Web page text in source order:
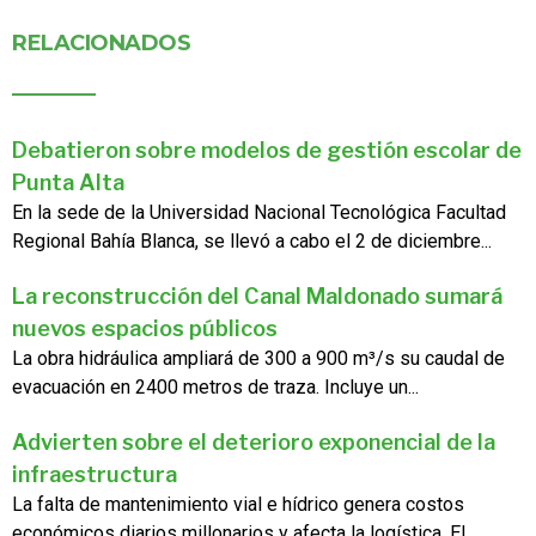
RELACIONADOS
Debatieron sobre modelos de gestión escolar de
Punta Alta
En la sede de la Universidad Nacional Tecnológica Facultad
Regional Bahía Blanca, se llevó a cabo el 2 de diciembre...
La reconstrucción del Canal Maldonado sumará
nuevos espacios públicos
La obra hidráulica ampliará de 300 a 900 m³/s su caudal de
evacuación en 2400 metros de traza. Incluye un...
Advierten sobre el deterioro exponencial de la
infraestructura
La falta de mantenimiento vial e hídrico genera costos